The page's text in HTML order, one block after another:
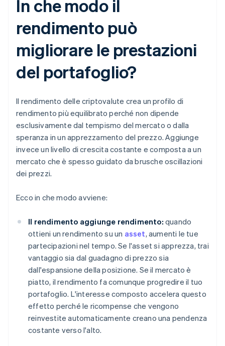
In che modo il
rendimento può
migliorare le prestazioni
del portafoglio?
Il rendimento delle criptovalute crea un profilo di
rendimento più equilibrato perché non dipende
esclusivamente dal tempismo del mercato o dalla
speranza in un apprezzamento del prezzo. Aggiunge
invece un livello di crescita costante e composta a un
mercato che è spesso guidato da brusche oscillazioni
dei prezzi.
Ecco in che modo avviene:
Il rendimento aggiunge rendimento: quando
ottieni un rendimento su un asset, aumenti le tue
partecipazioni nel tempo. Se l'asset si apprezza, trai
vantaggio sia dal guadagno di prezzo sia
dall'espansione della posizione. Se il mercato è
piatto, il rendimento fa comunque progredire il tuo
portafoglio. L'interesse composto accelera questo
effetto perché le ricompense che vengono
reinvestite automaticamente creano una pendenza
costante verso l'alto.